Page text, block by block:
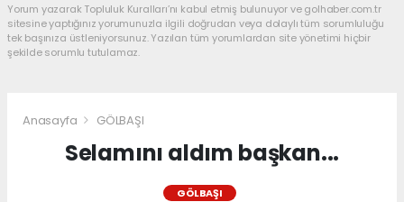
Yorum yazarak Topluluk Kuralları’nı kabul etmiş bulunuyor ve golhaber.com.tr
sitesine yaptığınız yorumunuzla ilgili doğrudan veya dolaylı tüm sorumluluğu
tek başınıza üstleniyorsunuz. Yazılan tüm yorumlardan site yönetimi hiçbir
şekilde sorumlu tutulamaz.
Anasayfa GÖLBAŞI
Selamını aldım başkan...
GÖLBAŞI